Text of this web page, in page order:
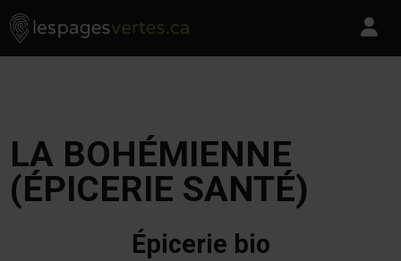
Skip to content
Les Pages Vertes - Go to homepage
LA BOHÉMIENNE
(ÉPICERIE SANTÉ)
Épicerie bio